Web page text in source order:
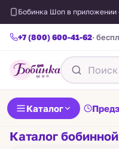
Бобинка Шоп в приложении
+7 (800) 600-41-62·
Каталог
Каталог